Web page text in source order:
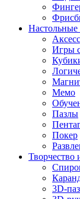
Игры
Мемо
Пазлы
Покер
Творчество
3D-